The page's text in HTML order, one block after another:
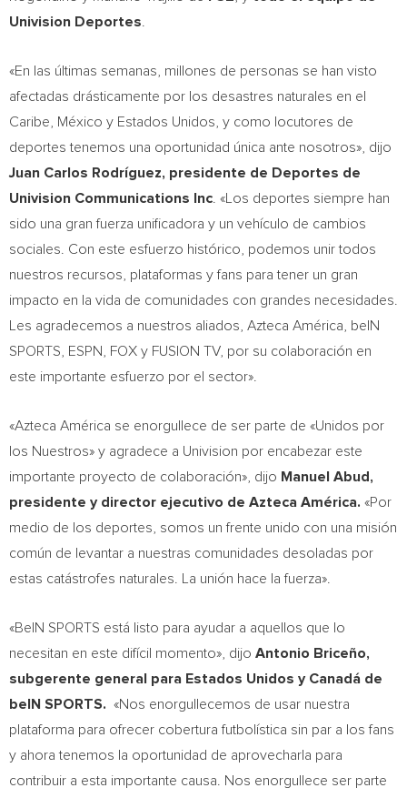
Univision Deportes
«En las últimas semanas, millones de personas se han visto
afectadas drásticamente por los desastres naturales en el
Caribe, México y Estados Unidos, y como locutores de
deportes tenemos una oportunidad única ante nosotros», dijo
Juan Carlos Rodríguez, presidente de Deportes de
Univision Communications Inc . «Los deportes siempre han
sido una gran fuerza unificadora y un vehículo de cambios
sociales. Con este esfuerzo histórico, podemos unir todos
nuestros recursos, plataformas y fans para tener un gran
impacto en la vida de comunidades con grandes necesidades.
Les agradecemos a nuestros aliados, Azteca América, beIN
SPORTS, ESPN, FOX y FUSION TV, por su colaboración en
este importante esfuerzo por el sector».
«Azteca América se enorgullece de ser parte de «Unidos por
los Nuestros» y agradece a Univision por encabezar este
importante proyecto de colaboración», dijo Manuel Abud ,
presidente y director ejecutivo de Azteca América. «Por
medio de los deportes, somos un frente unido con una misión
común de levantar a nuestras comunidades desoladas por
estas catástrofes naturales. La unión hace la fuerza».
«BeIN SPORTS está listo para ayudar a aquellos que lo
necesitan en este difícil momento», dijo Antonio Briceño,
subgerente general para Estados Unidos y Canadá de
beIN SPORTS. «Nos enorgullecemos de usar nuestra
plataforma para ofrecer cobertura futbolística sin par a los fans
y ahora tenemos la oportunidad de aprovecharla para
contribuir a esta importante causa. Nos enorgullece ser parte